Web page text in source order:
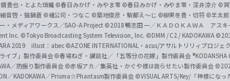
貴也・とよた瑣織 ©春日みかげ・みやま零 ©春日みかげ・みやま零・深井涼介 ©賀
音啓・猫鍋蒼 ©橘公司・つなこ ©築地俊彦・駒都え～じ ©柳実冬貴・切符 ©羊太
メディアワークス／SAO-A Project ©2018 鴨志田 一／ＫＡＤＯＫＡＷＡ アスキ
Inc. ©Tokyo Broadcasting System Television, Inc. ©DMM / C2 / KADOKAWA
2019 illust：abec ©AZONE INTERNATIONAL・acus/アサルトリリィプロジェ
イブ」製作委員会©春場ねぎ・講談社／「五等分の花嫁」製作委員会 ®KODANSHA
／防振り製作委員会 ©赤坂アカ／集英社・かぐや様は告らせたい製作委員会
／KADOKAWA／Prisma☆Phantasm製作委員会 ©VISUAL ARTS/Key/「神様にな